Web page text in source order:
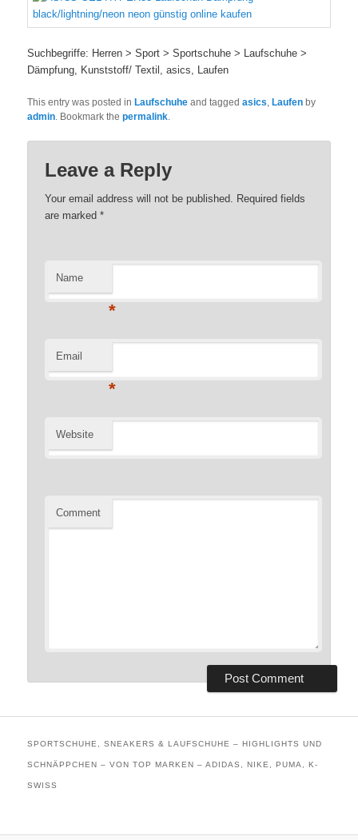
Suchbegriffe: Herren > Sport > Sportschuhe > Laufschuhe >
Dämpfung, Kunststoff/ Textil, asics, Laufen
This entry was posted inLaufschuhe and taggedasics,Laufen by
admin. Bookmark thepermalink.
Leave a Reply
Your email address will not be published. Required fields
are marked*
Name
*
Email
*
Website
Comment
SPORTSCHUHE, SNEAKERS & LAUFSCHUHE – HIGHLIGHTS UND
SCHNÄPPCHEN – VON TOP MARKEN – ADIDAS, NIKE, PUMA, K-
SWISS